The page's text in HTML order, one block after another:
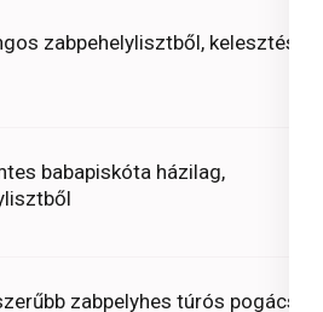
zabpehelylisztből, kelesztés
babapiskóta házilag,
zabpelyhes túrós pogácsa